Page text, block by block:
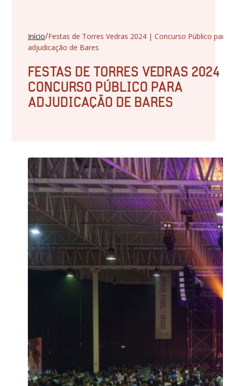
Início/Festas de Torres Vedras 2024 | Concurso Público
adjudicação de Bares
FESTAS DE TORRES VEDRAS 2024 |
CONCURSO PÚBLICO PARA
ADJUDICAÇÃO DE BARES